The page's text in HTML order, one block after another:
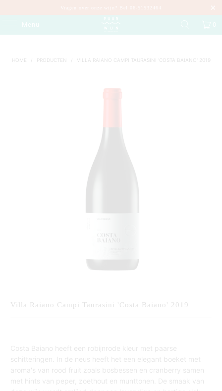
Vragen over onze wijn? Bel 06-51532464
Menu 0
HOME PRODUCTEN VILLA RAIANO CAMPI TAURASINI 'COSTA BAIANO' 2019
Villa Raiano Campi Taurasini 'Costa Baiano' 2019
Costa Baiano heeft een robijnrode kleur met paarse
schitteringen. In de neus heeft het een elegant boeket met
aroma's van rood fruit zoals bosbessen en cranberry samen
met hints van peper, zoethout en munttonen. De smaak van